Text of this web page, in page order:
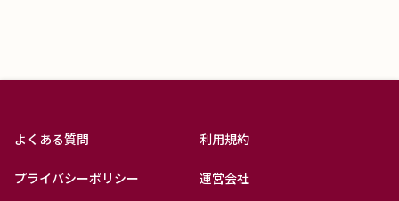
よくある質問 利用規約
プライバシーポリシー 運営会社